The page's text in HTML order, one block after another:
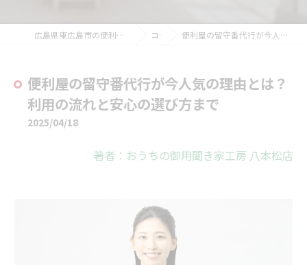
広島県東広島市の便利屋ならおうちの御用聞き家工房 八本松店 コラム 便利屋の留守番代行が今人気の理由とは？利用の流れと安心の選び方まで
便利屋の留守番代行が今人気の理由とは？
利用の流れと安心の選び方まで
2025/04/18
著者：おうちの御用聞き家工房 八本松店